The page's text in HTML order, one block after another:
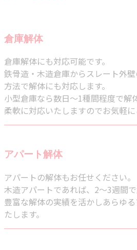
倉庫解体
倉庫解体にも対応可能です。
鉄骨造・木造倉庫からスレート外
方法で解体にも対応します。
小型倉庫なら数日～1種間程度で解
柔軟に対応いたしますのでお気軽に
アパート解体
アパートの解体もお任せください。
木造アパートであれば、2～3週間で
豊富な解体の実績を活かしあらゆ
たします。